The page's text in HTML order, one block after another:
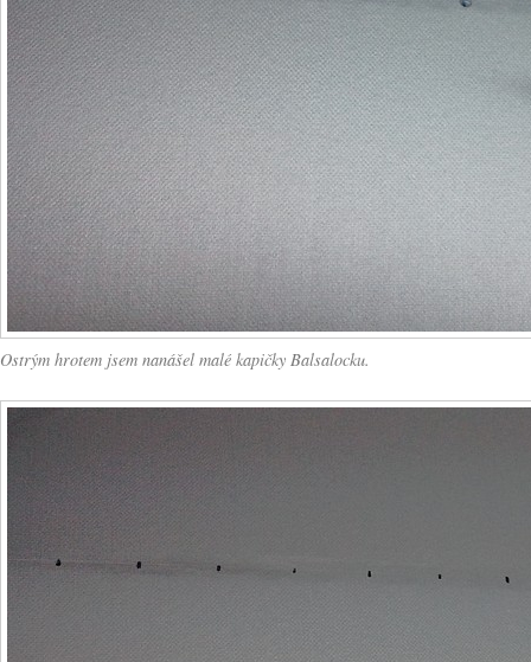
Ostrým hrotem jsem nanášel malé kapičky Balsalocku.